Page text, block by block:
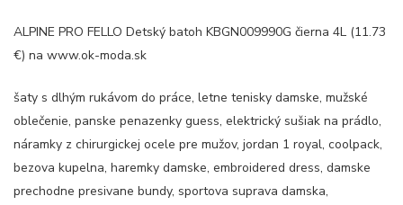
ALPINE PRO FELLO Detský batoh KBGN009990G čierna 4L (11.73
€) na www.ok-moda.sk
šaty s dlhým rukávom do práce, letne tenisky damske, mužské
oblečenie, panske penazenky guess, elektrický sušiak na prádlo,
náramky z chirurgickej ocele pre mužov, jordan 1 royal, coolpack,
bezova kupelna, haremky damske, embroidered dress, damske
prechodne presivane bundy, sportova suprava damska,